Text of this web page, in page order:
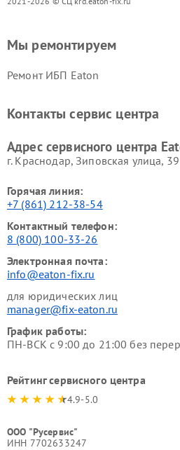
Мы ремонтируем
Ремонт ИБП Eaton
Контакты сервис центра
Адрес сервисного центра
г. Краснодар, Зиповская улица, 39
Горячая линия:
+7 (861) 212-38-54
Контактный телефон:
8 (800) 100-33-26
Электронная почта:
info@eaton-fix.ru
для юридических лиц
manager@fix-eaton.ru
График работы:
ПН-ВСК с 9:00 до 21:00 без
Рейтинг сервисного центра
4.9-5.0
ООО "Русервис"
ИНН 7702633247